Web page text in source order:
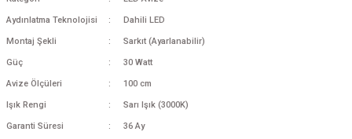
Aydınlatma Teknolojisi Dahili LED
Montaj Şekli Sarkıt (Ayarlanabilir)
Güç 30 Watt
Avize Ölçüleri 100 cm
Işık Rengi Sarı Işık (3000K)
Garanti Süresi 36 Ay